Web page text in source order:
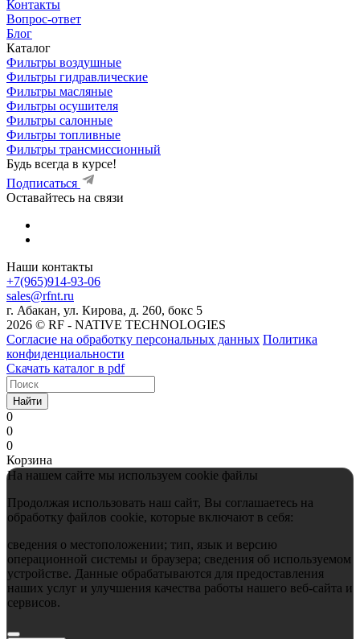
Контакты
Вопрос-ответ
Блог
Каталог
Фильтры воздушные
Фильтры гидравлические
Фильтры масляные
Фильтры осушителя
Фильтры салонные
Фильтры топливные
Фильтры трансмиссионный
Будь всегда в курсе!
Подписаться
Оставайтесь на связи
Наши контакты
+7(965)914-93-06
sales@rfnt.ru
г. Абакан, ул. Кирова, д. 260, бокс 5
2026 © RF - NATIVE TECHNOLOGIES
Согласие на обработку персональных данных Политика
конфиденциальности
Скачать каталог в pdf
Найти
0
0
0
Корзина
На нашем сайте мы используем cookie файлы
Продолжая использовать наш сайт, Вы соглашаетесь на
обработку файлов cookie, которые включают в себя:
сведения о местоположении; тип, язык и версию
операционной системы и браузера; сведения об используемом
устройстве. Данные обрабатываются для предоставления
наших услуг и улучшения качества работы нашего веб-сайта и
сервисов.